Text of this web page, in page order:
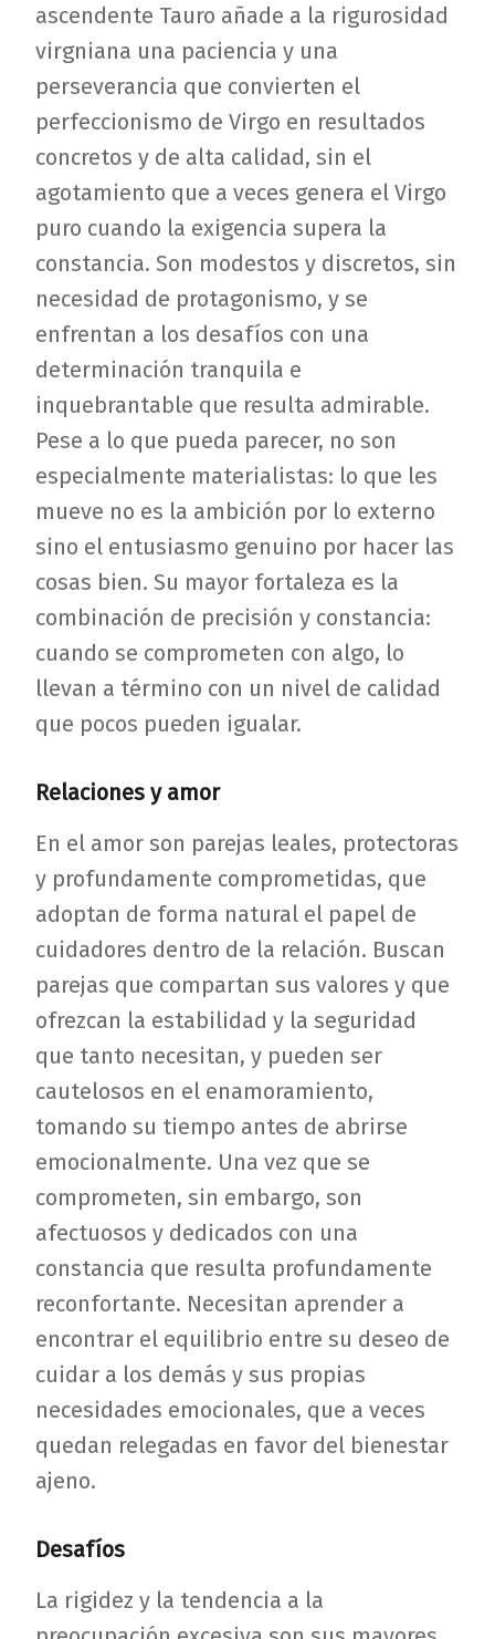
ascendente Tauro añade a la rigurosidad
virgniana una paciencia y una
perseverancia que convierten el
perfeccionismo de Virgo en resultados
concretos y de alta calidad, sin el
agotamiento que a veces genera el Virgo
puro cuando la exigencia supera la
constancia. Son modestos y discretos, sin
necesidad de protagonismo, y se
enfrentan a los desafíos con una
determinación tranquila e
inquebrantable que resulta admirable.
Pese a lo que pueda parecer, no son
especialmente materialistas: lo que les
mueve no es la ambición por lo externo
sino el entusiasmo genuino por hacer las
cosas bien. Su mayor fortaleza es la
combinación de precisión y constancia:
cuando se comprometen con algo, lo
llevan a término con un nivel de calidad
que pocos pueden igualar.
Relaciones y amor
En el amor son parejas leales, protectoras
y profundamente comprometidas, que
adoptan de forma natural el papel de
cuidadores dentro de la relación. Buscan
parejas que compartan sus valores y que
ofrezcan la estabilidad y la seguridad
que tanto necesitan, y pueden ser
cautelosos en el enamoramiento,
tomando su tiempo antes de abrirse
emocionalmente. Una vez que se
comprometen, sin embargo, son
afectuosos y dedicados con una
constancia que resulta profundamente
reconfortante. Necesitan aprender a
encontrar el equilibrio entre su deseo de
cuidar a los demás y sus propias
necesidades emocionales, que a veces
quedan relegadas en favor del bienestar
ajeno.
Desafíos
La rigidez y la tendencia a la